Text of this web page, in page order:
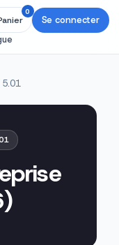
0
Se connecter
5.01